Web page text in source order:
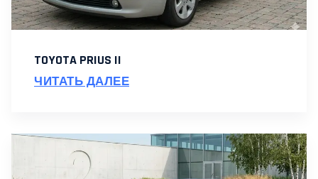
TOYOTA PRIUS II
ЧИТАТЬ ДАЛЕЕ